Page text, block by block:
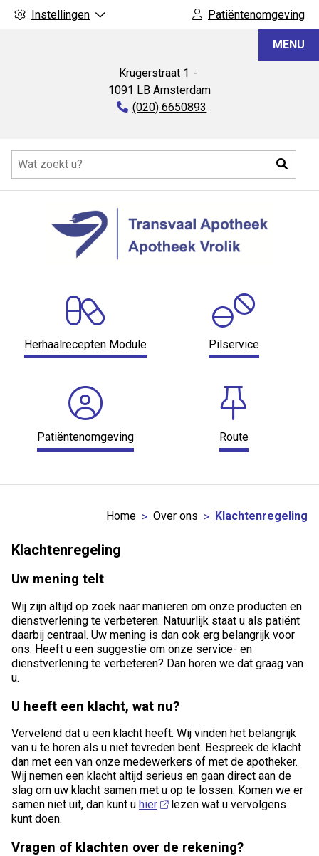
Instellingen Patiëntenomgeving
Krugerstraat 1
1091 LB Amsterdam
Tel:
(020) 6650893
MENU
Herhaalrecepten Module Pilservice
Patiëntenomgeving Route
Home Over ons Klachtenregeling
Klachtenregeling
Uw mening telt
Wij zijn altijd op zoek naar manieren om onze producten en
dienstverlening te verbeteren. Natuurlijk staat u als patiënt
daarbij centraal. Uw mening is dan ook erg belangrijk voor
ons. Heeft u een suggestie om onze service- en
dienstverlening te verbeteren? Dan horen we dat graag van
u.
U heeft een klacht, wat nu?
Vervelend dat u een klacht heeft. Wij vinden het belangrijk
van u te horen als u niet tevreden bent. Bespreek de klacht
dan met een van onze medewerkers of met de apotheker.
Wij nemen een klacht altijd serieus en gaan direct aan de
slag om uw klacht samen met u op te lossen. Komen we er
samen niet uit, dan kunt u hier
lezen wat u vervolgens
kunt doen.
Vragen of klachten over de rekening?